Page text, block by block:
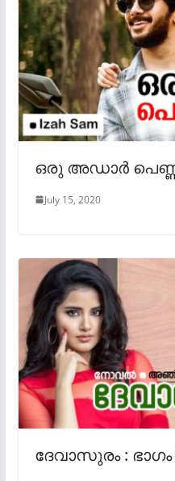
ഒരു അഡാർ
July 15, 2020
ദേവാസുരം :